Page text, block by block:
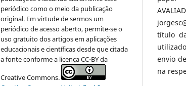
periódico como o meio da publicação
original. Em virtude de sermos um
periódico de acesso aberto, permite-se o
uso gratuito dos artigos em aplicações
educacionais e científicas desde que citada
a fonte conforme a licença CC-BY da
Creative Commons.
título
envio
na